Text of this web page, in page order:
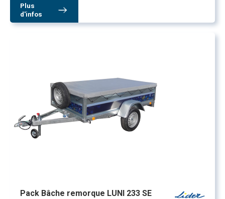
Plus
d'infos
Pack Bâche remorque LUNI 233 SE